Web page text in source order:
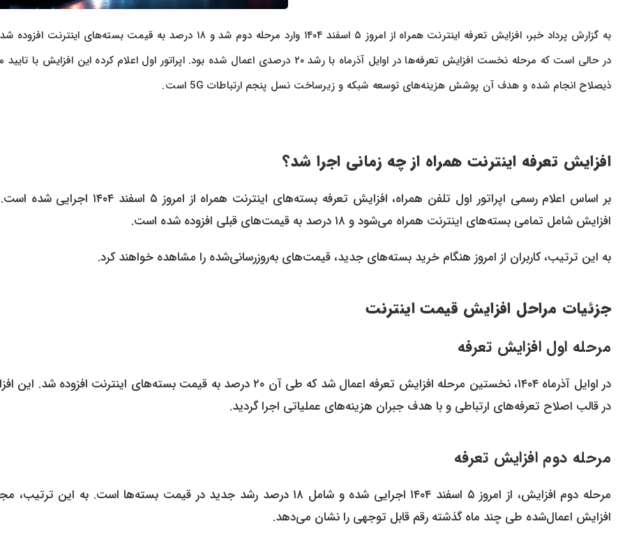
به گزارش پرداد خبر، افزایش تعرفه اینترنت همراه از امروز ۵ اسفند ۱۴۰۴ وارد مرحله دوم شد و ۱۸ درصد به قیمت بسته‌های
در حالی است که مرحله نخست افزایش تعرفه‌ها در اوایل آذرماه با رشد ۲۰ درصدی اعمال شده بود. اپراتور اول اعلام کرده این افزایش با
ذیصلاح انجام شده و هدف آن پوشش هزینه‌های توسعه شبکه و زیرساخت نسل پنجم ارتباطات 5G است.
افزایش تعرفه اینترنت همراه از چه زمانی اجرا شد؟
بر اساس اعلام رسمی اپراتور اول تلفن همراه، افزایش تعرفه بسته‌های اینترنت همراه از امروز ۵
افزایش شامل تمامی بسته‌های اینترنت همراه می‌شود و ۱۸ درصد به قیمت‌های قبلی افزوده شده است.
به این ترتیب، کاربران از امروز هنگام خرید بسته‌های جدید، قیمت‌های به‌روزرسانی‌شده را مشاهده خواهند کرد.
جزئیات مراحل افزایش قیمت اینترنت
مرحله اول افزایش تعرفه
در اوایل آذرماه ۱۴۰۴، نخستین مرحله افزایش تعرفه اعمال شد که طی آن ۲۰ درصد به قیمت بسته‌های اینترنت افزوده شد.
در قالب اصلاح تعرفه‌های ارتباطی و با هدف جبران هزینه‌های عملیاتی اجرا گردید.
مرحله دوم افزایش تعرفه
مرحله دوم افزایش، از امروز ۵ اسفند ۱۴۰۴ اجرایی شده و شامل ۱۸ درصد رشد جدید در قیمت بسته‌ها است. به این
افزایش اعمال‌شده طی چند ماه گذشته رقم قابل توجهی را نشان می‌دهد.